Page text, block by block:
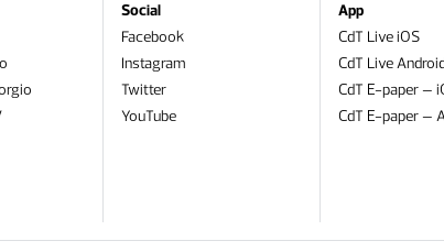
Social
Facebook
Instagram
Twitter
YouTube
App
CdT Live iOS
CdT Live
CdT E-paper –
CdT E-paper –